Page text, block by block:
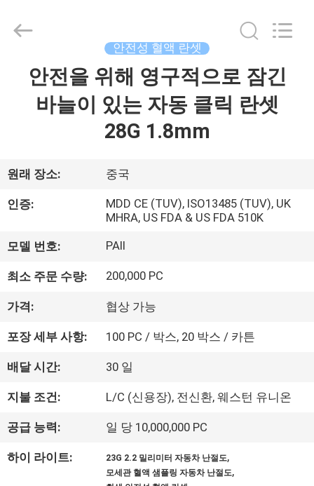
VR
우
리
에
대
하
공
2025
Suzhou
안전성 혈액 란셋
안전을 위해 영구적으로 잠긴
바늘이 있는 자동 클릭 란셋
28G 1.8mm
원래 장소: 중국
인증:
MDD CE (TUV), ISO13485 (TUV), UK
MHRA, US FDA & US FDA 510K
모델 번호: PAII
최소 주문 수량: 200,000 PC
가격: 협상 가능
포장 세부 사항: 100 PC / 박스, 20 박스 / 카튼
배달 시간: 30 일
지불 조건: L/C (신용장), 전신환, 웨스턴 유니온
공급 능력: 일 당 10,000,000 PC
하이 라이트: 23G 2.2 밀리미터 자동차 난절도,
모세관 혈액 샘플링 자동차 난절도,